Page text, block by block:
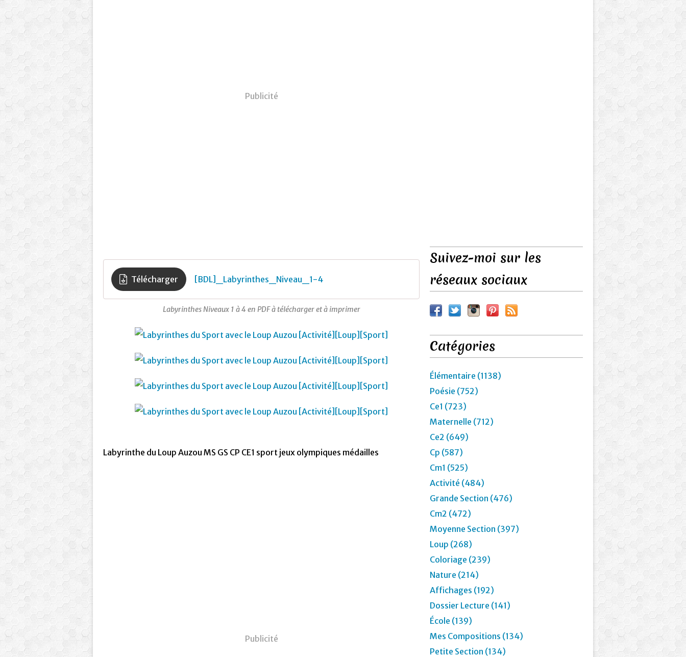
Publicité
Télécharger [BDL]_Labyrinthes_Niveau_1-4
Labyrinthes Niveaux 1 à 4 en PDF à télécharger et à imprimer
Labyrinthe du Loup Auzou MS GS CP CE1 sport jeux olympiques médailles
Publicité
Suivez-moi sur les
réseaux sociaux
Catégories
Élémentaire (1138)
Poésie (752)
Ce1 (723)
Maternelle (712)
Ce2 (649)
Cp (587)
Cm1 (525)
Activité (484)
Grande Section (476)
Cm2 (472)
Moyenne Section (397)
Loup (268)
Coloriage (239)
Nature (214)
Affichages (192)
Dossier Lecture (141)
École (139)
Mes Compositions (134)
Petite Section (134)